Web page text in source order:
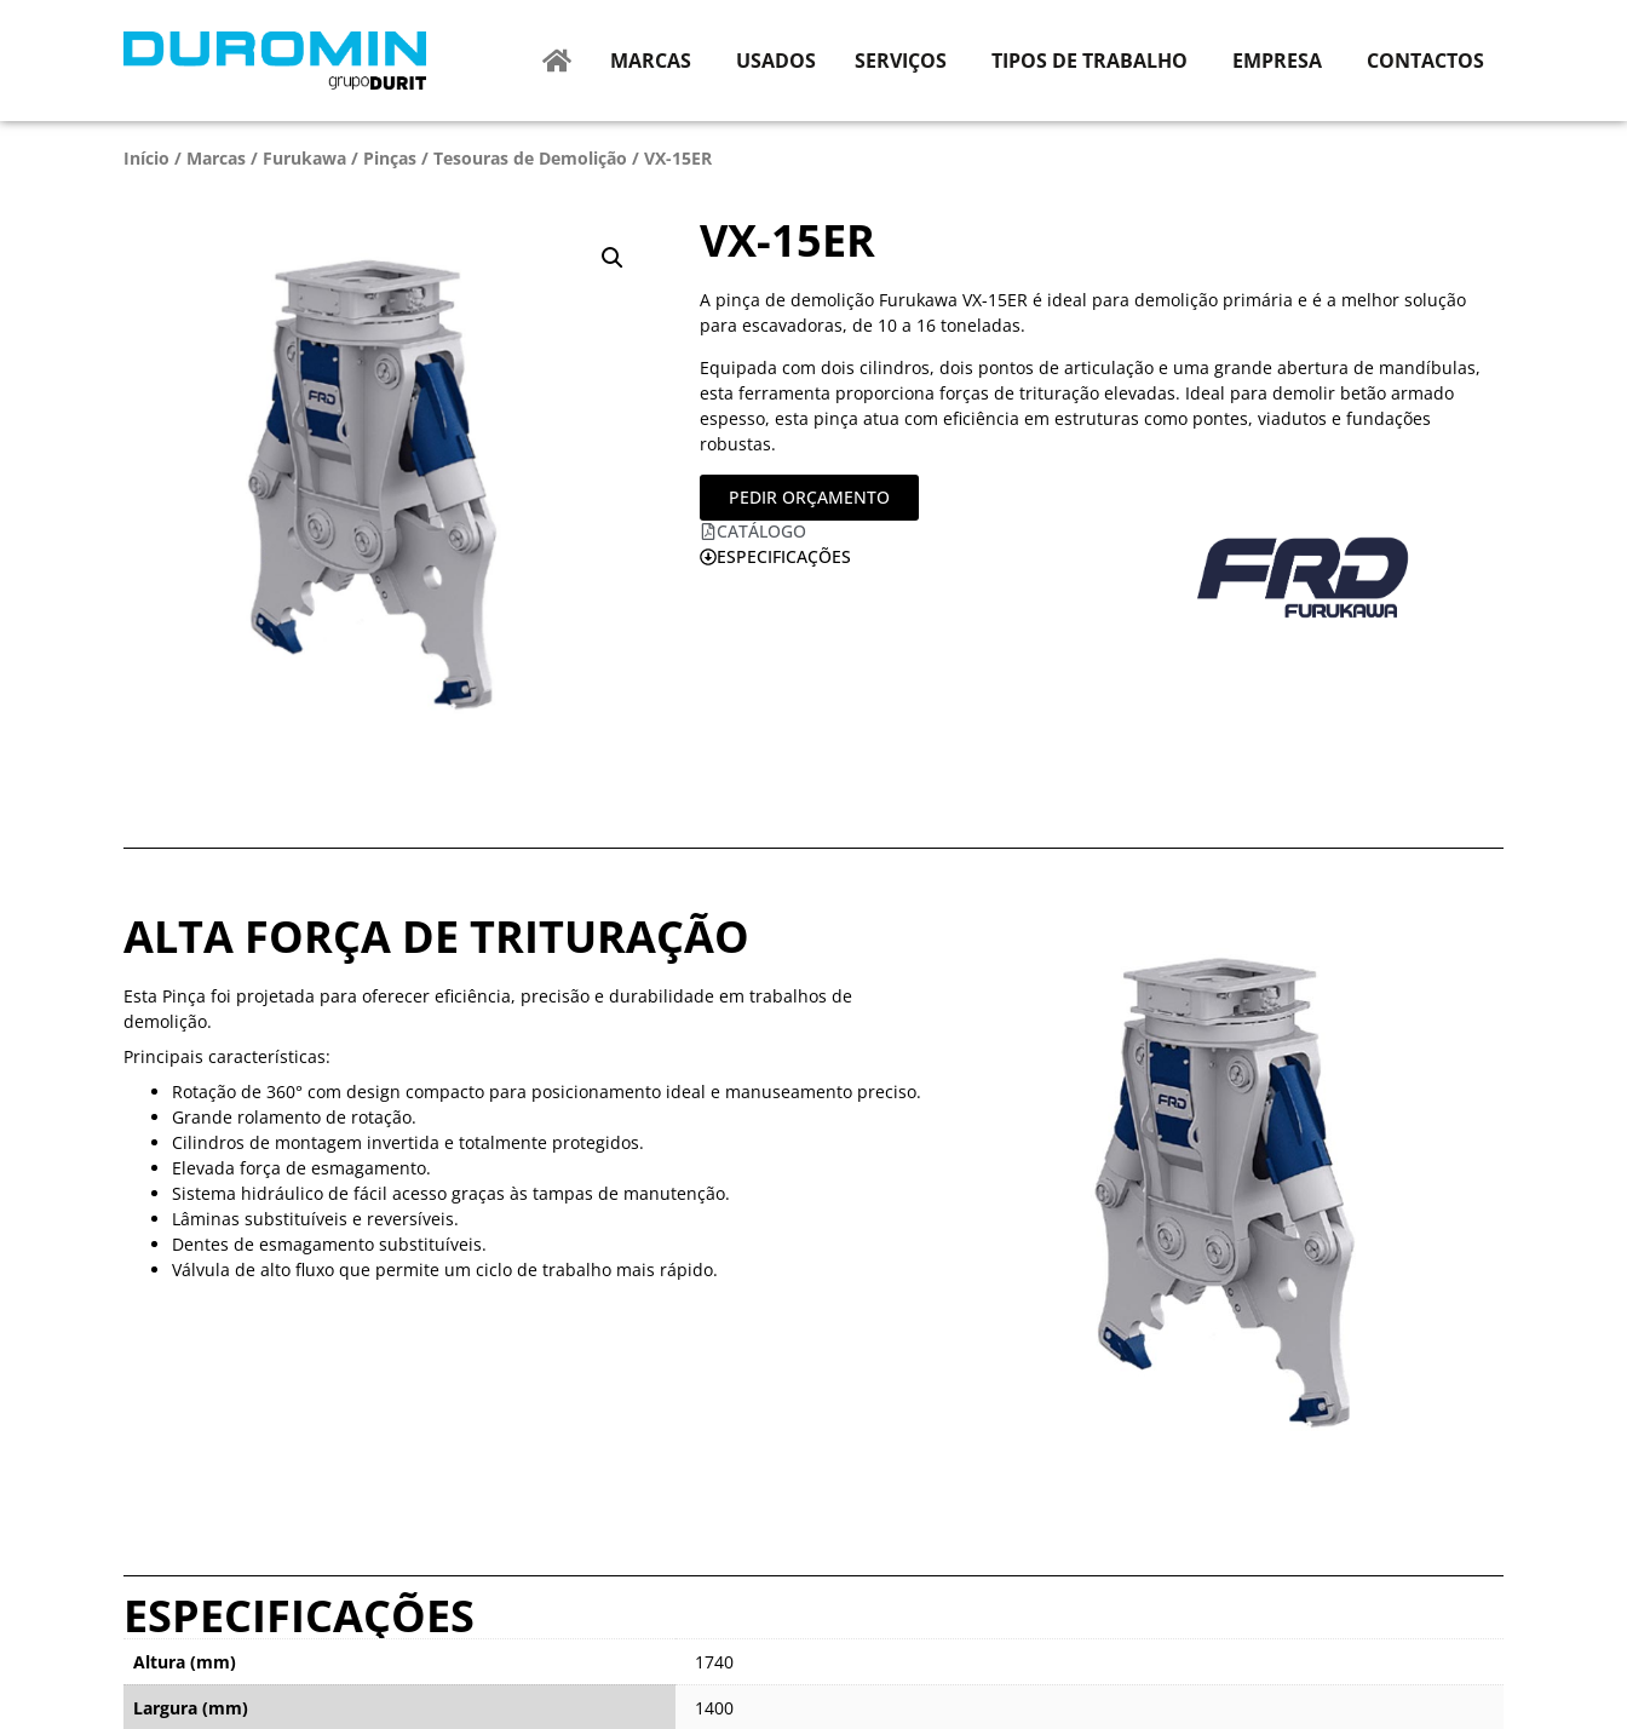
MARCAS USADOS SERVIÇOS TIPOS DE TRABALHO EMPRESA CONTACTOS
Início / Marcas / Furukawa / Pinças / Tesouras de Demolição / VX-15ER
VX-15ER
A pinça de demolição Furukawa VX-15ER é ideal para demolição primária e é a melhor solução
para escavadoras, de 10 a 16 toneladas.
Equipada com dois cilindros, dois pontos de articulação e uma grande abertura de mandíbulas,
esta ferramenta proporciona forças de trituração elevadas. Ideal para demolir betão armado
espesso, esta pinça atua com eficiência em estruturas como pontes, viadutos e fundações
robustas.
PEDIR ORÇAMENTO
CATÁLOGO
ESPECIFICAÇÕES
ALTA FORÇA DE TRITURAÇÃO
Esta Pinça foi projetada para oferecer eficiência, precisão e durabilidade em trabalhos de
demolição.
Principais características:
Rotação de 360° com design compacto para posicionamento ideal e manuseamento preciso.
Grande rolamento de rotação.
Cilindros de montagem invertida e totalmente protegidos.
Elevada força de esmagamento.
Sistema hidráulico de fácil acesso graças às tampas de manutenção.
Lâminas substituíveis e reversíveis.
Dentes de esmagamento substituíveis.
Válvula de alto fluxo que permite um ciclo de trabalho mais rápido.
ESPECIFICAÇÕES
Altura (mm)
1740
Largura (mm)
1400